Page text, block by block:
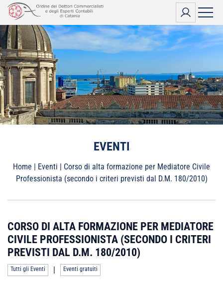
Vai
contenuto
EVENTI
Home | Eventi | Corso di alta formazione per Mediatore Civile
Professionista (secondo i criteri previsti dal D.M. 180/2010)
CORSO DI ALTA FORMAZIONE PER MEDIATORE
CIVILE PROFESSIONISTA (SECONDO I CRITERI
PREVISTI DAL D.M. 180/2010)
Tutti gli Eventi | Eventi gratuiti